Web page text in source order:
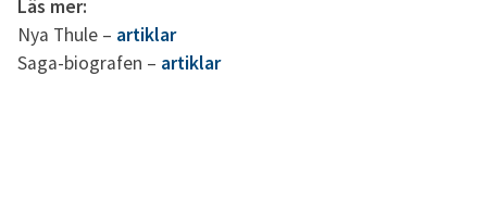
Läs mer:
Nya Thule – artiklar
Saga-biografen – artiklar